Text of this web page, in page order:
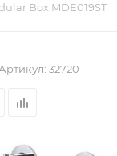
Box MDE019ST
Артикул: 32720